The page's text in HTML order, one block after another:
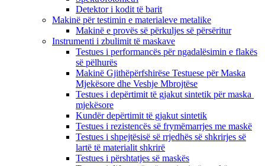
Detektor i kodit të barit
Makinë për testimin e materialeve metalike
Makinë e provës së përkuljes së përsëritur
Instrumenti i zbulimit të maskave
Testues i performancës për ngadalësimin e flakës
së pëlhurës
Makinë Gjithëpërfshirëse Testuese për Maska
Mjekësore dhe Veshje Mbrojtëse
Testues i depërtimit të gjakut sintetik për maska ​​
mjekësore
Kundër depërtimit të gjakut sintetik
Testues i rezistencës së frymëmarrjes me maskë
Testues i shpejtësisë së rrjedhës së shkrirjes së
lartë të materialit shkrirë
Testues i përshtatjes së maskës